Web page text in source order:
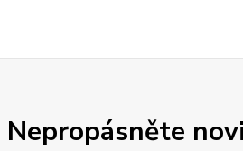
Nepropásněte